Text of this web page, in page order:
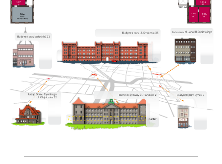
106
Punkt
Paszportowy
107
SI
131a
SK
132
SK
132a
SK